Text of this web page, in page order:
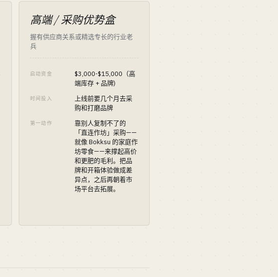
高端 / 采购优势盒
握有供应商关系或精选专长的行业老
兵
启动资金
$3,000-$15,000（高
端库存 + 品牌)
时间投入
上线前要几个月去采
购和打磨品牌
第一动作
靠别人复制不了的
「直连作坊」采购——
就像 Bokksu 的家庭作
坊零食——来撑起高价
和更肥的毛利。把品
牌和开箱体验做成差
异点，之后再朝着市
场平台去拓展。